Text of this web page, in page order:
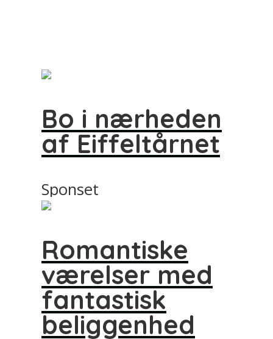
Bo i nærheden
af Eiffeltårnet
Sponset
Romantiske
værelser med
fantastisk
beliggenhed